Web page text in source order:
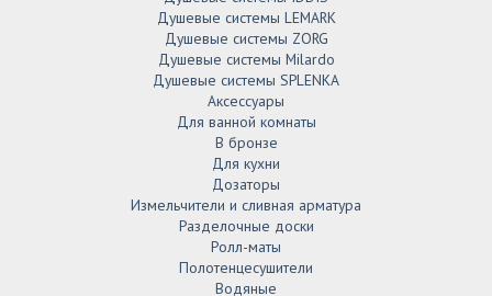
Душевые системы LEMARK
Душевые системы ZORG
Душевые системы Milardo
Душевые системы SPLENKA
Аксессуары
Для ванной комнаты
В бронзе
Для кухни
Дозаторы
Измельчители и сливная арматура
Разделочные доски
Ролл-маты
Полотенцесушители
Водяные